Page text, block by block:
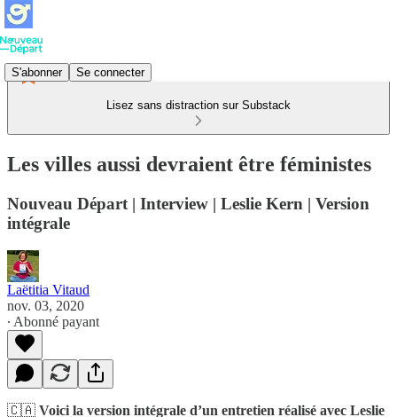
S'abonner Se connecter
Lisez sans distraction sur Substack
Les villes aussi devraient être féministes
Nouveau Départ | Interview | Leslie Kern | Version
intégrale
Laëtitia Vitaud
nov. 03, 2020
∙ Abonné payant
🇨🇦 Voici la version intégrale d’un entretien réalisé avec Leslie